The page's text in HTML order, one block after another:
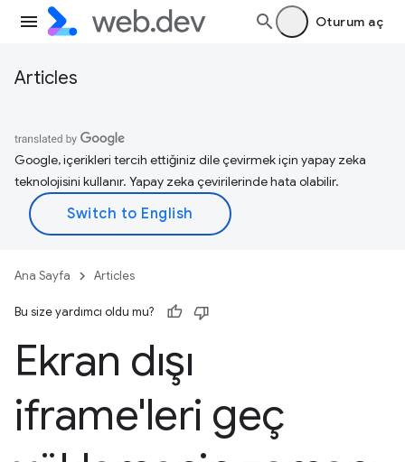
Oturum aç
Articles
Google, içerikleri tercih ettiğiniz dile çevirmek için yapay zeka
teknolojisini kullanır. Yapay zeka çevirilerinde hata olabilir.
Ana Sayfa Articles
Bu size yardımcı oldu mu?
Ekran dışı
iframe'leri geç